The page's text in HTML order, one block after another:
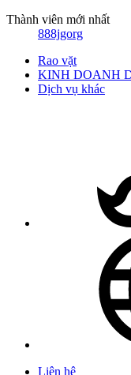
Thành viên mới nhất
888jgorg
Rao vặt
KINH DOANH
Dịch vụ khác
Liên hệ